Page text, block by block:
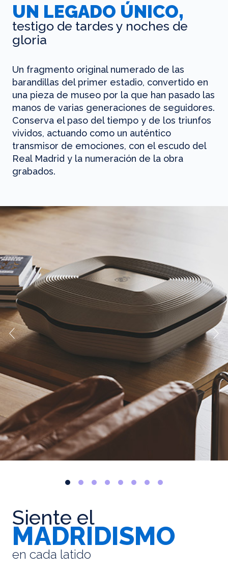
UN LEGADO ÚNICO,
testigo de tardes y noches de
gloria
Un fragmento original numerado de las
barandillas del primer estadio, convertido en
una pieza de museo por la que han pasado las
manos de varias generaciones de seguidores.
Conserva el paso del tiempo y de los triunfos
vividos, actuando como un auténtico
transmisor de emociones, con el escudo del
Real Madrid y la numeración de la obra
grabados.
Siente el
MADRIDISMO
en cada latido